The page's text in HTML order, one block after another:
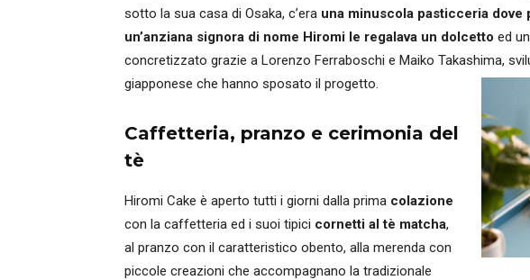
sotto la sua casa di Osaka, c’era una minuscola pasticceria dove
un’anziana signora di nome Hiromi le regalava un dolcetto ed
concretizzato grazie a Lorenzo Ferraboschi e Maiko Takashima,
giapponese che hanno sposato il progetto.
Caffetteria, pranzo e cerimonia del
tè
Hiromi Cake è aperto tutti i giorni dalla prima colazione
con la caffetteria ed i suoi tipici cornetti al tè matcha,
al pranzo con il caratteristico obento, alla merenda con
piccole creazioni che accompagnano la tradizionale